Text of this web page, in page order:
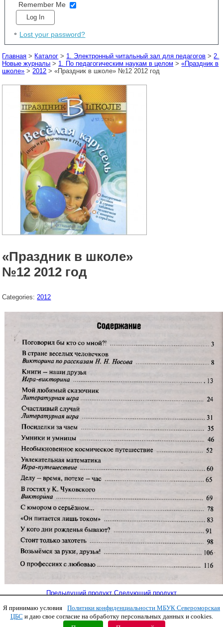
Remember Me
Lost your password?
Главная > Каталог > 1. Электронный читальный зал для педагогов > 2.
Новые журналы > 1. По педагогическим наукам в целом >«Праздник в
школе» > 2012 > «Праздник в школе» №12 2012 год
«Праздник в школе»
№12 2012 год
Categories: 2012
Предыдущий продукт Следующий продукт
Copyright © 2011 МБУК СЦБС
Я принимаю условия
Политики конфиденциальности МБУК Североморская
ЦБС и даю свое согласие на обработку персональных данных и cookies.